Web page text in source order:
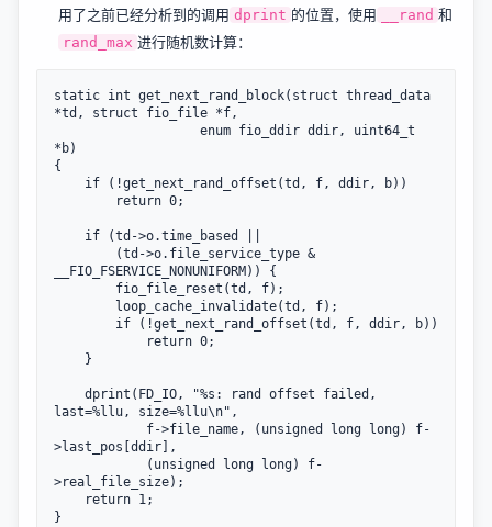
用了之前已经分析到的调用 dprint 的位置，使用 __rand 和
rand_max 进行随机数计算：
static int get_next_rand_block(struct thread_data
*td, struct fio_file *f,
*b)
{
__FIO_FSERVICE_NONUNIFORM)) {
last=%llu, size=%llu\n",
>last_pos[ddir],
>real_file_size);
}